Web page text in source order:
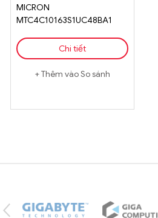
MICRON
MTC4C10163S1UC48BA1
Chi tiết
Thêm vào So sánh